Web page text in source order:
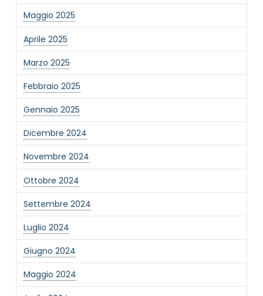
Maggio 2025
Aprile 2025
Marzo 2025
Febbraio 2025
Gennaio 2025
Dicembre 2024
Novembre 2024
Ottobre 2024
Settembre 2024
Luglio 2024
Giugno 2024
Maggio 2024
NOME STRUTTURA
MAIL REFERENTE
MOTIVO DEL CONTATTO
Informativa Privacy
Ho preso visione dell'informativa privacy